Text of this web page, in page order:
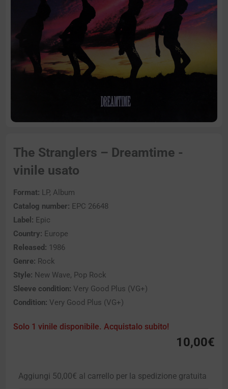
The Stranglers – Dreamtime -
vinile usato
Format: LP, Album
Catalog number: EPC 26648
Label: Epic
Country: Europe
Released: 1986
Genre: Rock
Style: New Wave, Pop Rock
Sleeve condition: Very Good Plus (VG+)
Condition: Very Good Plus (VG+)
Solo 1 vinile disponibile. Acquistalo subito!
10,00€
Aggiungi 50,00€ al carrello per la spedizione gratuita